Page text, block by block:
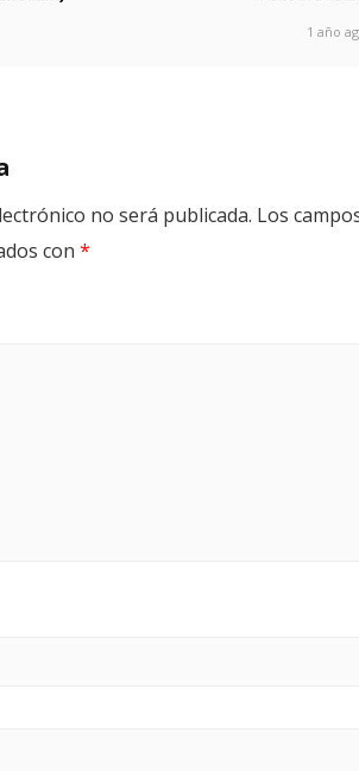
1 año
no será publicada. Los
con *